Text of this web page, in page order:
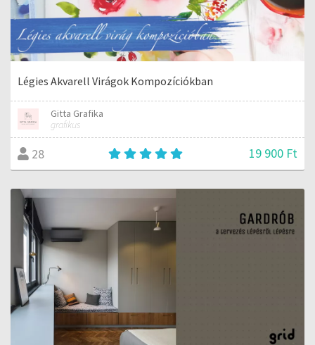
Légies Akvarell Virágok Kompozíciókban
Gitta Grafika
grafikus
28 19 900 Ft